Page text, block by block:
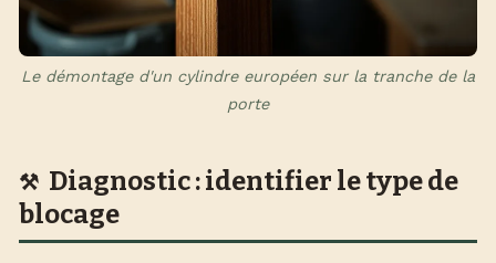
Le démontage d'un cylindre européen sur la tranche de la
porte
Diagnostic : identifier le type de
blocage